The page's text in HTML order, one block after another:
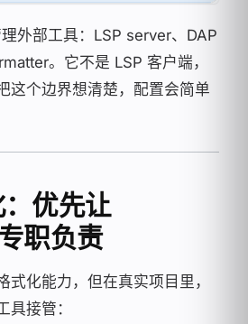
外部工具：LSP server、DAP
。它不是 LSP 客户端，
这个边界想清楚，配置会简单
优先让
职负责
式化能力，但在真实项目里，
具接管：